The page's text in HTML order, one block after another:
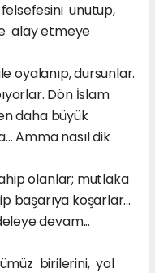
unutup,
alay etmeye
oyalanıp, dursunlar.
Dön İslam
daha büyük
Amma nasıl dik
olanlar; mutlaka
başarıya koşarlar...
devam...
birilerini, yol